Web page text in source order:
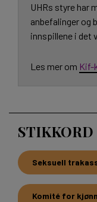
UHRs styre har
anbefalinger og
innspillene i det
Les mer om Kif-
STIKKORD
Seksuell
Komité for